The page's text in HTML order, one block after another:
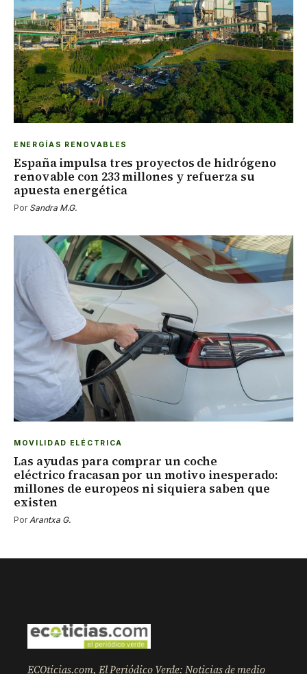
ENERGÍAS RENOVABLES
España impulsa tres proyectos de hidrógeno
renovable con 233 millones y refuerza su
apuesta energética
Por Sandra M.G.
MOVILIDAD ELÉCTRICA
Las ayudas para comprar un coche
eléctrico fracasan por un motivo inesperado:
millones de europeos ni siquiera saben que
existen
PorArantxa G.
ECOticias.com, El Periódico Verde: Noticias de medio